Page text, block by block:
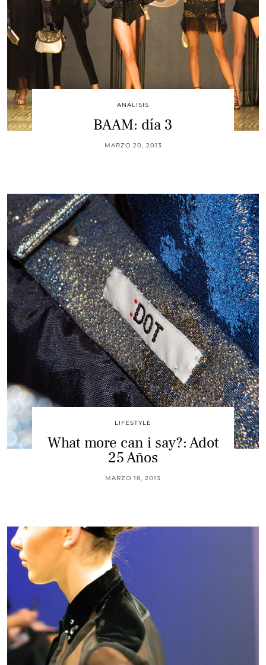
ANÁLISIS
BAAM: día 3
MARZO 20, 2013
LIFESTYLE
What more can i say?: Adot
25 Años
MARZO 18, 2013